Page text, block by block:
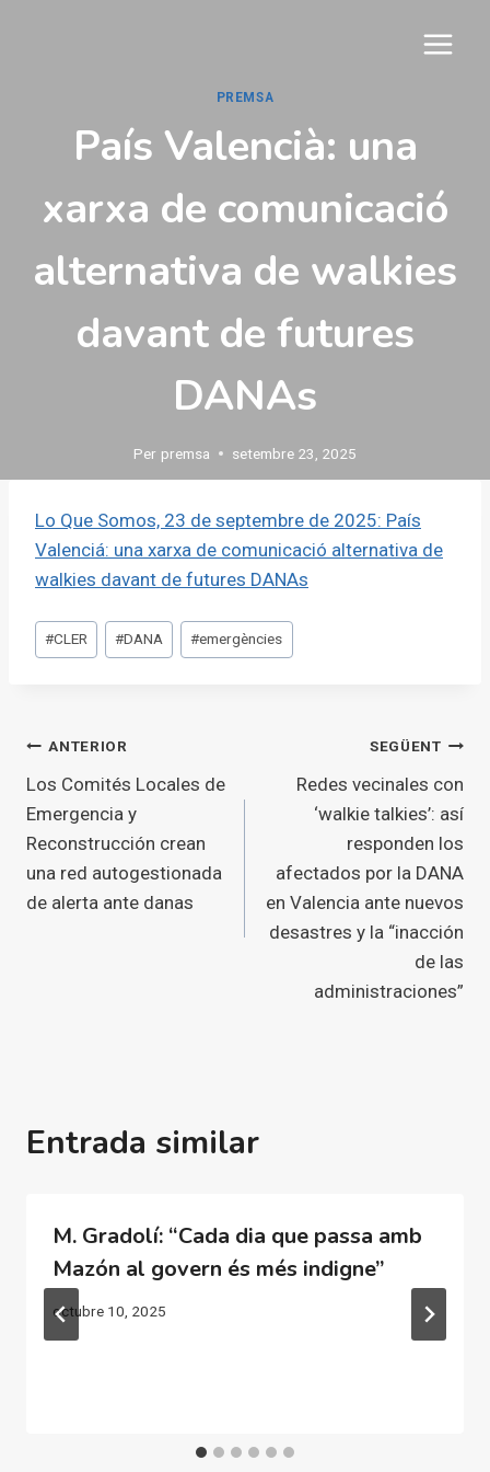
PREMSA
País Valencià: una
xarxa de comunicació
alternativa de walkies
davant de futures
DANAs
Per premsa setembre 23, 2025
Lo Que Somos, 23 de septembre de 2025: País
Valenciá: una xarxa de comunicació alternativa de
walkies davant de futures DANAs
Etiquetes
d'entrada
#CLER #DANA #emergències
Navegació
d'entrades
ANTERIOR
Los Comités Locales de
Emergencia y
Reconstrucción crean
una red autogestionada
de alerta ante danas
SEGÜENT
Redes vecinales con
‘walkie talkies’: así
responden los
afectados por la DANA
en Valencia ante nuevos
desastres y la “inacción
de las
administraciones”
Entrada similar
M. Gradolí: “Cada dia que passa amb
Mazón al govern és més indigne”
octubre 10, 2025